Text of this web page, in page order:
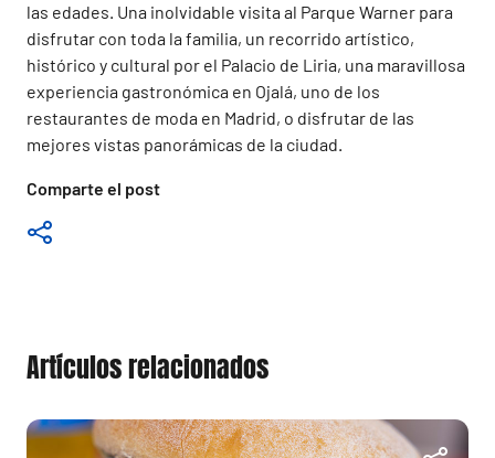
Comparte el post
las edades. Una inolvidable visita al Parque Warner para
disfrutar con toda la familia, un recorrido artístico,
histórico y cultural por el Palacio de Liria, una maravillosa
experiencia gastronómica en Ojalá, uno de los
restaurantes de moda en Madrid, o disfrutar de las
mejores vistas panorámicas de la ciudad.
Artículos relacionados